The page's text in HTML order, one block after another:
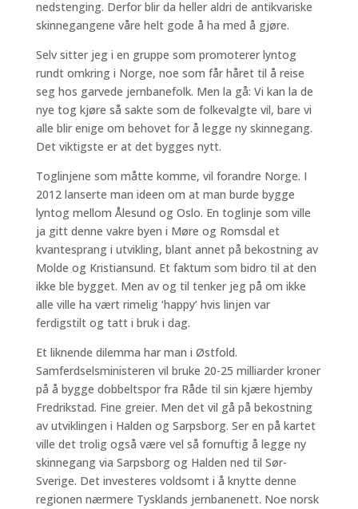
nedstenging. Derfor blir da heller aldri de antikvariske
skinnegangene våre helt gode å ha med å gjøre.
Selv sitter jeg i en gruppe som promoterer lyntog
rundt omkring i Norge, noe som får håret til å reise
seg hos garvede jernbanefolk. Men la gå: Vi kan la de
nye tog kjøre så sakte som de folkevalgte vil, bare vi
alle blir enige om behovet for å legge ny skinnegang.
Det viktigste er at det bygges nytt.
Toglinjene som måtte komme, vil forandre Norge. I
2012 lanserte man ideen om at man burde bygge
lyntog mellom Ålesund og Oslo. En toglinje som ville
ja gitt denne vakre byen i Møre og Romsdal et
kvantesprang i utvikling, blant annet på bekostning av
Molde og Kristiansund. Et faktum som bidro til at den
ikke ble bygget. Men av og til tenker jeg på om ikke
alle ville ha vært rimelig ‘happy’ hvis linjen var
ferdigstilt og tatt i bruk i dag.
Et liknende dilemma har man i Østfold.
Samferdselsministeren vil bruke 20-25 milliarder kroner
på å bygge dobbeltspor fra Råde til sin kjære hjemby
Fredrikstad. Fine greier. Men det vil gå på bekostning
av utviklingen i Halden og Sarpsborg. Ser en på kartet
ville det trolig også være vel så fornuftig å legge ny
skinnegang via Sarpsborg og Halden ned til Sør-
Sverige. Det investeres voldsomt i å knytte denne
regionen nærmere Tysklands jernbanenett. Noe norsk